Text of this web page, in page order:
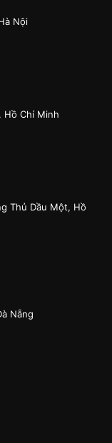
Nội
Hồ Chí Minh
Thủ Dầu Một, Hồ
Nẵng